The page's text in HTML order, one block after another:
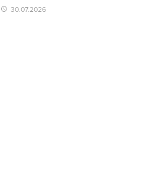
30.07.2026